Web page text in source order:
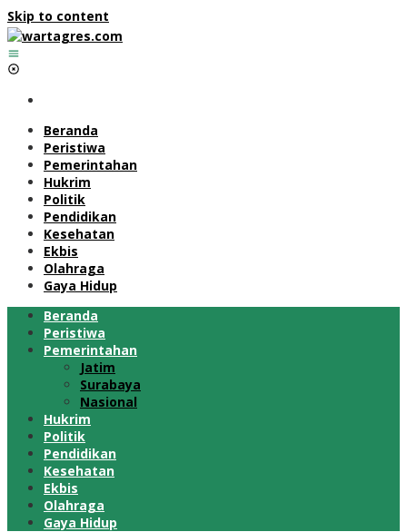
Skip to content
Beranda
Peristiwa
Pemerintahan
Hukrim
Politik
Pendidikan
Kesehatan
Ekbis
Olahraga
Gaya Hidup
Beranda
Peristiwa
Pemerintahan
Jatim
Surabaya
Nasional
Hukrim
Politik
Pendidikan
Kesehatan
Ekbis
Olahraga
Gaya Hidup